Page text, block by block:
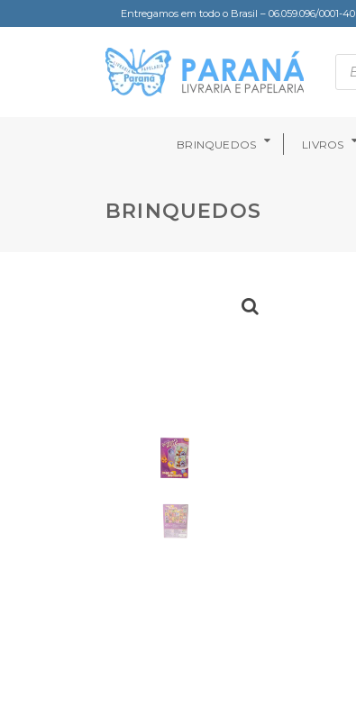
Entregamos em todo o Brasil – 06.059.096/0001-40
BRINQUEDOS LIVROS
BRINQUEDOS